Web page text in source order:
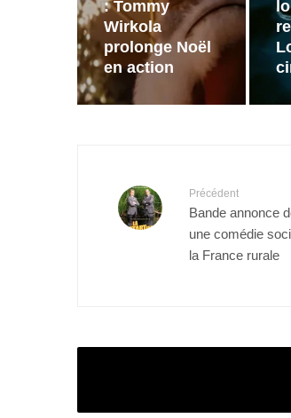
: Tommy
Wirkola
prolonge Noël
en action
Précédent
Bande annonce
une comédie
la France rurale